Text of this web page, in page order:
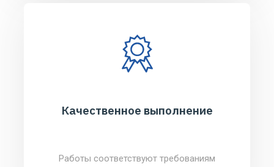
Качественное выполнение
Работы соответствуют требованиям